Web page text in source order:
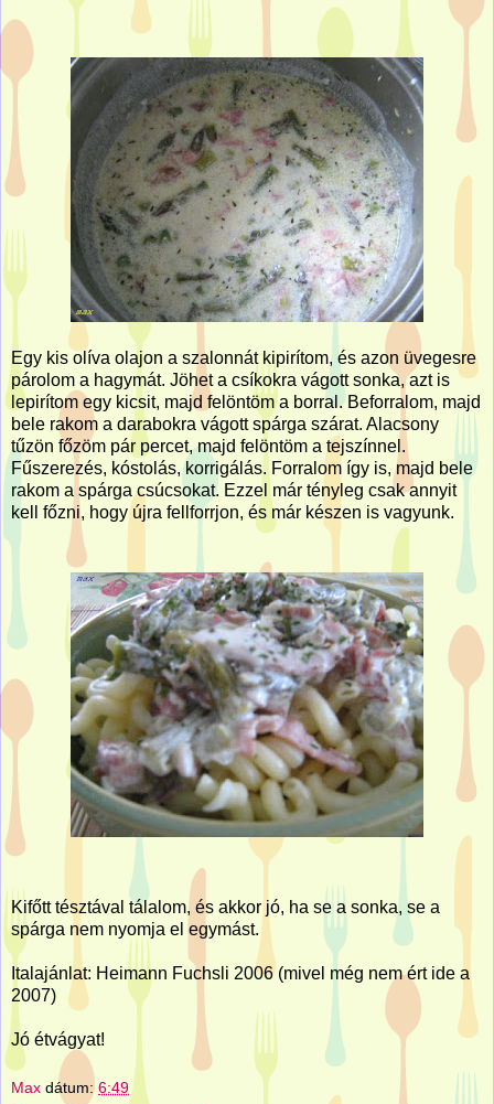
Egy kis olíva olajon a szalonnát kipirítom, és azon üvegesre
párolom a hagymát. Jöhet a csíkokra vágott sonka, azt is
lepirítom egy kicsit, majd felöntöm a borral. Beforralom, majd
bele rakom a darabokra vágott spárga szárat. Alacsony
tűzön főzöm pár percet, majd felöntöm a tejszínnel.
Fűszerezés, kóstolás, korrigálás. Forralom így is, majd bele
rakom a spárga csúcsokat. Ezzel már tényleg csak annyit
kell főzni, hogy újra fellforrjon, és már készen is vagyunk.
Kifőtt tésztával tálalom, és akkor jó, ha se a sonka, se a
spárga nem nyomja el egymást.
Italajánlat: Heimann Fuchsli 2006 (mivel még nem ért ide a
2007)
Jó étvágyat!
Max dátum:6:49